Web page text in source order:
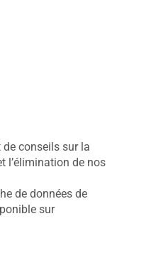
conseils sur la
l’élimination de nos
de données de
sur